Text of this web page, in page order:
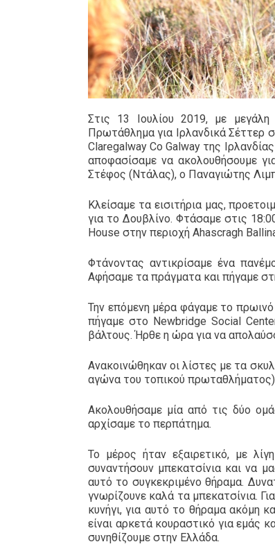
Στις 13 Ιουλίου 2019, με
Πρωτάθλημα για Ιρλανδικά Σέττερ
Claregalway Co Galway της
αποφασίσαμε να ακολουθήσουμε
Στέφος (Ντάλας), ο Παναγιώτης
Κλείσαμε τα εισιτήρια μας,
για το Δουβλίνο. Φτάσαμε στις
House στην περιοχή Ahascragh
Φτάνοντας αντικρίσαμε ένα
Αφήσαμε τα πράγματα και πήγαμε
Την επόμενη μέρα φάγαμε το
πήγαμε στο Newbridge Social
βάλτους. Ήρθε η ώρα για να
Ανακοινώθηκαν οι λίστες με τα
αγώνα του τοπικού πρωταθλήματος)
Ακολουθήσαμε μία από τις δύο
αρχίσαμε το περπάτημα.
Το μέρος ήταν εξαιρετικό, με
συναντήσουν μπεκατσίνια και να
αυτό το συγκεκριμένο θήραμα.
γνωρίζουνε καλά τα μπεκατσίνια.
κυνήγι, για αυτό το θήραμα ακόμη
είναι αρκετά κουραστικό για εμάς
συνηθίζουμε στην Ελλάδα.